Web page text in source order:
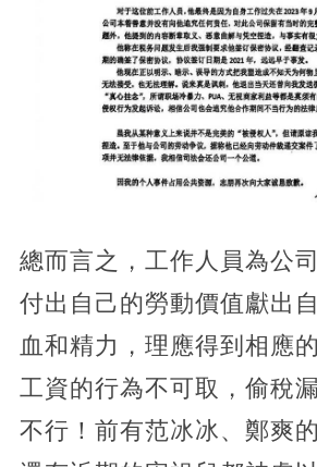
總而言之，工作人員為公
付出自己的勞動價值獻出
血和精力，理應得到相應
工資的行為不可取，偷稅
不行！前有范冰冰、鄭爽